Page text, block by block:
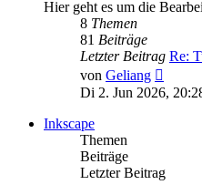
Hier geht es um die
8 Themen
81 Beiträge
Letzter Beitrag Re:
von Geliang
Di 2. Jun 2026,
Inkscape
Themen
Beiträge
Letzter Beitrag